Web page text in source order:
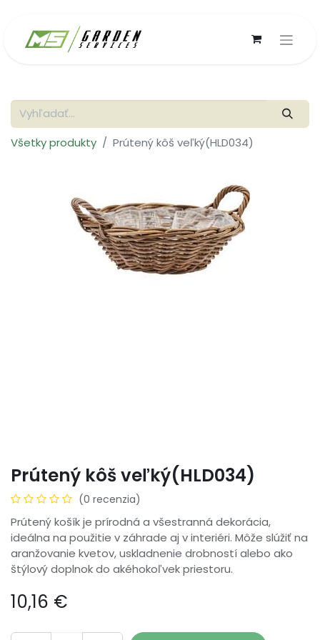
Všetky produkty Prútený kôš veľký(HLD034)
Prútený kôš veľký(HLD034)
(0 recenzia)
Prútený košík je prírodná a všestranná dekorácia,
ideálna na použitie v záhrade aj v interiéri. Môže slúžiť na
aranžovanie kvetov, uskladnenie drobností alebo ako
štýlový doplnok do akéhokoľvek priestoru.
10,16 €